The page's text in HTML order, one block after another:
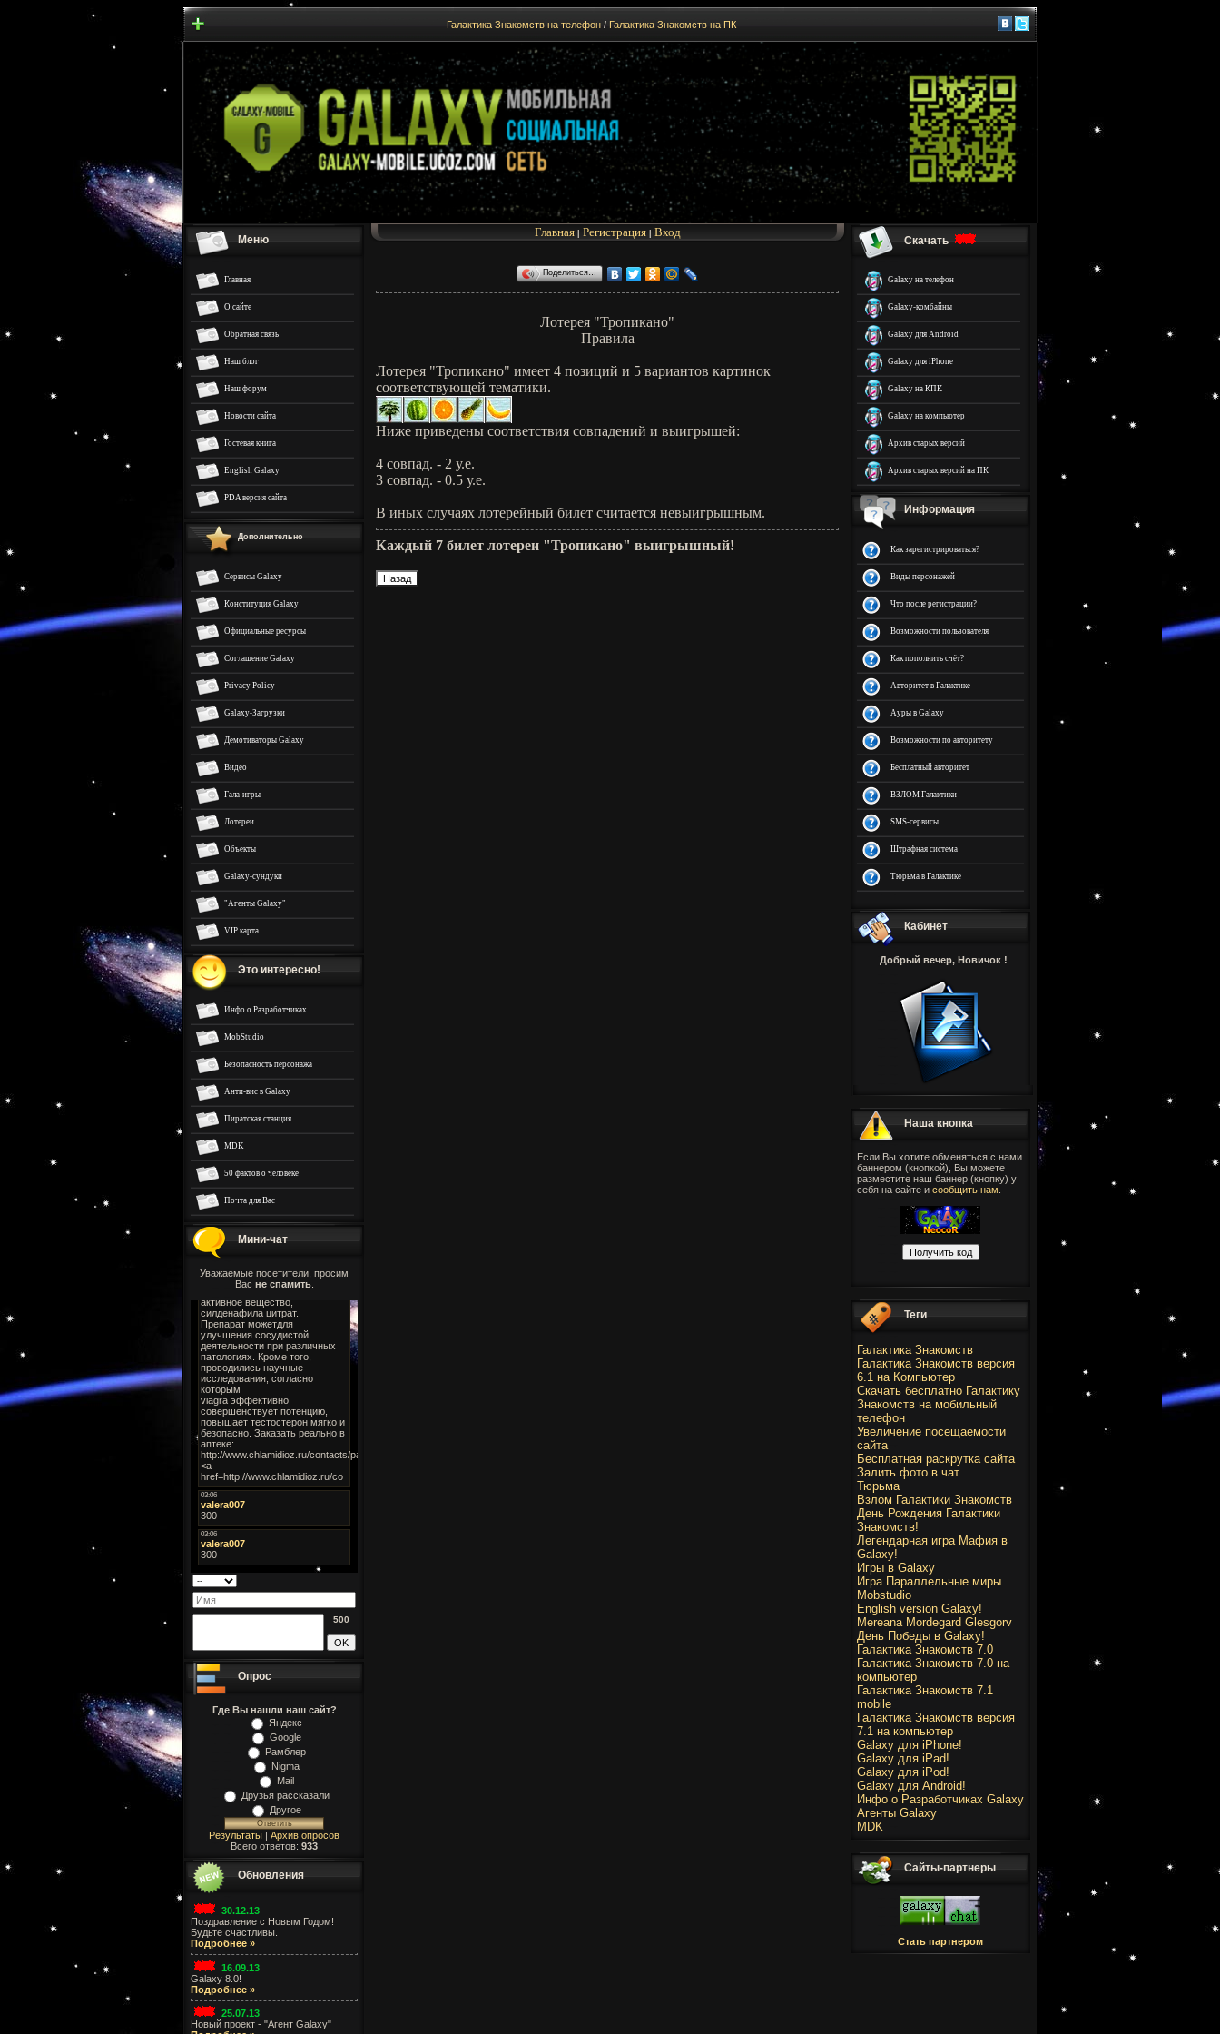
Галактика Знакомств на телефон/ Галактика Знакомств на ПК
Меню
Главная
О сайте
Обратная связь
Наш блог
Наш форум
Новости сайта
Гостевая книга
English Galaxy
PDA версия сайта
Дополнительно
Сервисы Galaxy
Конституция Galaxy
Официальные ресурсы
Соглашение Galaxy
Privacy Policy
Galaxy-Загрузки
Демотиваторы Galaxy
Видео
Гала-игры
Лотереи
Объекты
Galaxy-сундуки
"Агенты Galaxy"
VIP карта
Это интересно!
Инфо о Разработчиках
MobStudio
Безопасность персонажа
Анти-вис в Galaxy
Пиратская станция
MDK
50 фактов о человеке
Почта для Вас
Мини-чат
Уважаемые посетители, просим
Вас не спамить.
500
Опрос
Где Вы нашли наш сайт?
Яндекс
Google
Рамблер
Nigma
Mail
Друзья рассказали
Другое
Результаты | Архив опросов
Всего ответов: 933
Обновления
30.12.13
Поздравление с Новым Годом!
Будьте счастливы.
Подробнее »
16.09.13
Galaxy 8.0!
Подробнее »
25.07.13
Новый проект - "Агент Galaxy"
Главная Регистрация Вход
Поделиться…
Лотерея "Тропикано"
Правила
Лотерея "Тропикано" имеет 4 позиций и 5 вариантов картинок
соответствующей тематики.
Ниже приведены соответствия совпадений и выигрышей:
4 совпад. - 2 у.е.
3 совпад. - 0.5 у.е.
В иных случаях лотерейный билет считается невыигрышным.
Каждый 7 билет лотереи "Тропикано" выигрышный!
Скачать
Galaxy на телефон
Galaxy-комбайны
Galaxy для Android
Galaxy для iPhone
Galaxy на КПК
Galaxy на компьютер
Архив старых версий
Архив старых версий на ПК
Информация
Как зарегистрироваться?
Виды персонажей
Что после регистрации?
Возможности пользователя
Как пополнить счёт?
Авторитет в Галактике
Ауры в Galaxy
Возможности по авторитету
Бесплатный авторитет
ВЗЛОМ Галактики
SMS-сервисы
Штрафная система
Тюрьма в Галактике
Кабинет
Добрый вечер, Новичок !
Наша кнопка
Если Вы хотите обменяться с нами
баннером (кнопкой), Вы можете
разместите наш баннер (кнопку) у
себя на сайте и сообщить нам
Теги
Галактика Знакомств
Галактика Знакомств версия
6.1 на Компьютер
Скачать бесплатно Галактику
Знакомств на мобильный
телефон
Увеличение посещаемости
сайта
Бесплатная раскрутка сайта
Залить фото в чат
Тюрьма
Взлом Галактики Знакомств
День Рождения Галактики
Знакомств!
Легендарная игра Мафия в
Galaxy!
Игры в Galaxy
Игра Параллельные миры
Mobstudio
English version Galaxy!
Mereana Mordegard Glesgorv
День Победы в Galaxy!
Галактика Знакомств 7.0
Галактика Знакомств 7.0 на
компьютер
Галактика Знакомств 7.1
mobile
Галактика Знакомств версия
7.1 на компьютер
Galaxy для iPhone!
Galaxy для iPad!
Galaxy для iPod!
Galaxy для Android!
Инфо о Разработчиках Galaxy
Агенты Galaxy
MDK
Сайты-партнеры
Стать партнером